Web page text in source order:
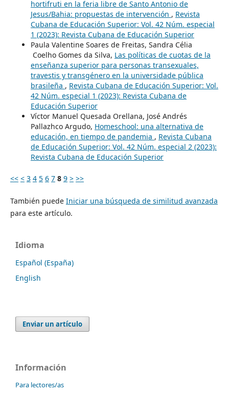
hortifruti en la feria libre de Santo Antonio de
Jesus/Bahia: propuestas de intervención , Revista
Cubana de Educación Superior: Vol. 42 Núm. especial
1 (2023): Revista Cubana de Educación Superior
Paula Valentine Soares de Freitas, Sandra Célia
Coelho Gomes da Silva, Las políticas de cuotas de la
enseñanza superior para personas transexuales,
travestis y transgénero en la universidade pública
brasileña , Revista Cubana de Educación Superior: Vol.
42 Núm. especial 1 (2023): Revista Cubana de
Educación Superior
Víctor Manuel Quesada Orellana, José Andrés
Pallazhco Argudo, Homeschool: una alternativa de
educación, en tiempo de pandemia , Revista Cubana
de Educación Superior: Vol. 42 Núm. especial 2 (2023):
Revista Cubana de Educación Superior
<< < 3 4 5 6 7 8 9 > >>
También puede Iniciar una búsqueda de similitud avanzada
para este artículo.
Idioma
Español (España)
English
Enviar un artículo
Información
Para lectores/as